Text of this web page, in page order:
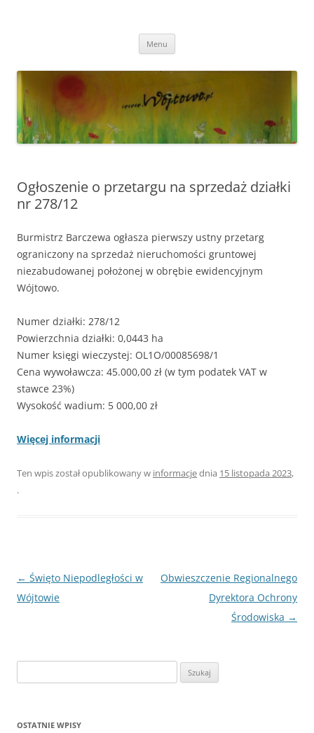
Menu
Ogłoszenie o przetargu na sprzedaż działki
nr 278/12
Burmistrz Barczewa ogłasza pierwszy ustny przetarg
ograniczony na sprzedaż nieruchomości gruntowej
niezabudowanej położonej w obrębie ewidencyjnym
Wójtowo.
Numer działki: 278/12
Powierzchnia działki: 0,0443 ha
Numer księgi wieczystej: OL1O/00085698/1
Cena wywoławcza: 45.000,00 zł (w tym podatek VAT w
stawce 23%)
Wysokość wadium: 5 000,00 zł
Więcej informacji
Ten wpis został opublikowany w informacjednia 15 listopada 2023,
.
Nawigacja
wpisu
← Święto Niepodległości w
Wójtowie
Obwieszczenie Regionalnego
Dyrektora Ochrony
Środowiska →
OSTATNIE WPISY